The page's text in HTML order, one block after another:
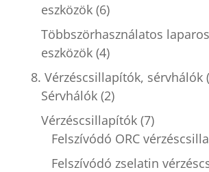
eszközök (6)
Többszörhasználatos
eszközök (4)
8. Vérzéscsillapítók, sérvhálók
Sérvhálók (2)
Vérzéscsillapítók (7)
Felszívódó ORC
Felszívódó zselatin